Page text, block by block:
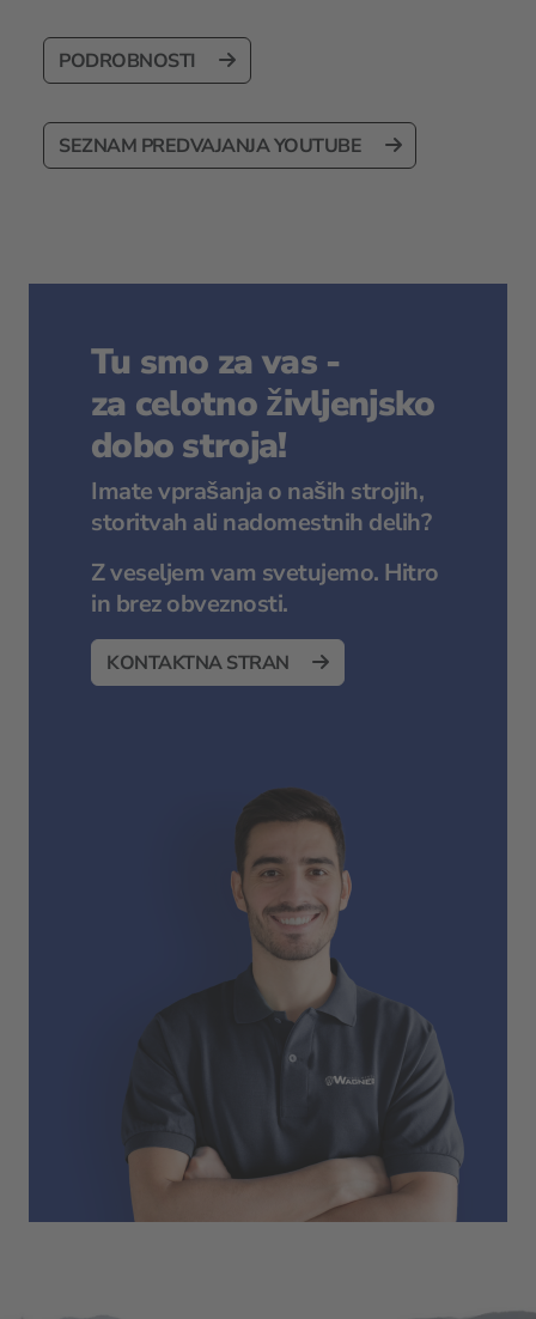
PODROBNOSTI
SEZNAM PREDVAJANJA YOUTUBE
Tu smo za vas -
za celotno življenjsko
dobo stroja!
Imate vprašanja o naših strojih,
storitvah ali nadomestnih delih?
Z veseljem vam svetujemo. Hitro
in brez obveznosti.
KONTAKTNA STRAN